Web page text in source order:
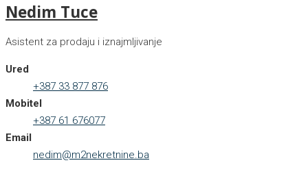
Nedim Tuce
Asistent za prodaju i iznajmljivanje
Ured
+387 33 877 876
Mobitel
+387 61 676077
Email
nedim@m2nekretnine.ba